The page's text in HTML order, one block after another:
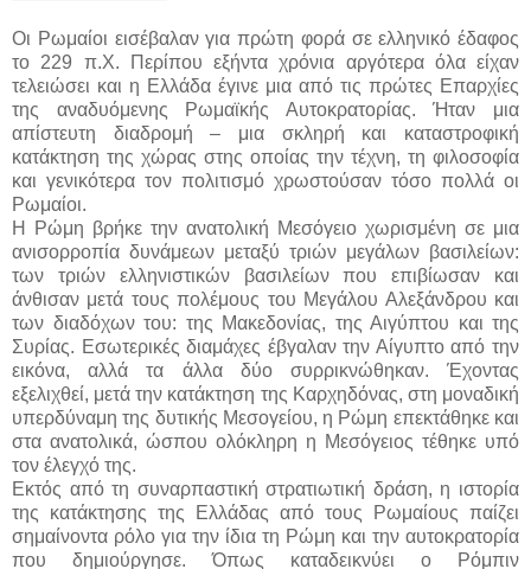
Οι Ρωμαίοι εισέβαλαν για πρώτη φορά σε ελληνικό έδαφος
το 229 π.Χ. Περίπου εξήντα χρόνια αργότερα όλα είχαν
τελειώσει και η Ελλάδα έγινε μια από τις πρώτες Επαρχίες
της αναδυόμενης Ρωμαϊκής Αυτοκρατορίας. Ήταν μια
απίστευτη διαδρομή – μια σκληρή και καταστροφική
κατάκτηση της χώρας στης οποίας την τέχνη, τη φιλοσοφία
και γενικότερα τον πολιτισμό χρωστούσαν τόσο πολλά οι
Ρωμαίοι.
Η Ρώμη βρήκε την ανατολική Μεσόγειο χωρισμένη σε μια
ανισορροπία δυνάμεων μεταξύ τριών μεγάλων βασιλείων:
των τριών ελληνιστικών βασιλείων που επιβίωσαν και
άνθισαν μετά τους πολέμους του Μεγάλου Αλεξάνδρου και
των διαδόχων του: της Μακεδονίας, της Αιγύπτου και της
Συρίας. Εσωτερικές διαμάχες έβγαλαν την Αίγυπτο από την
εικόνα, αλλά τα άλλα δύο συρρικνώθηκαν. Έχοντας
εξελιχθεί, μετά την κατάκτηση της Καρχηδόνας, στη μοναδική
υπερδύναμη της δυτικής Μεσογείου, η Ρώμη επεκτάθηκε και
στα ανατολικά, ώσπου ολόκληρη η Μεσόγειος τέθηκε υπό
τον έλεγχό της.
Εκτός από τη συναρπαστική στρατιωτική δράση, η ιστορία
της κατάκτησης της Ελλάδας από τους Ρωμαίους παίζει
σημαίνοντα ρόλο για την ίδια τη Ρώμη και την αυτοκρατορία
που δημιούργησε. Όπως καταδεικνύει ο Ρόμπιν